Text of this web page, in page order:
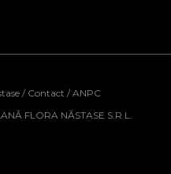
/ Contact / ANPC
FLORA NĂSTASE S.R.L.